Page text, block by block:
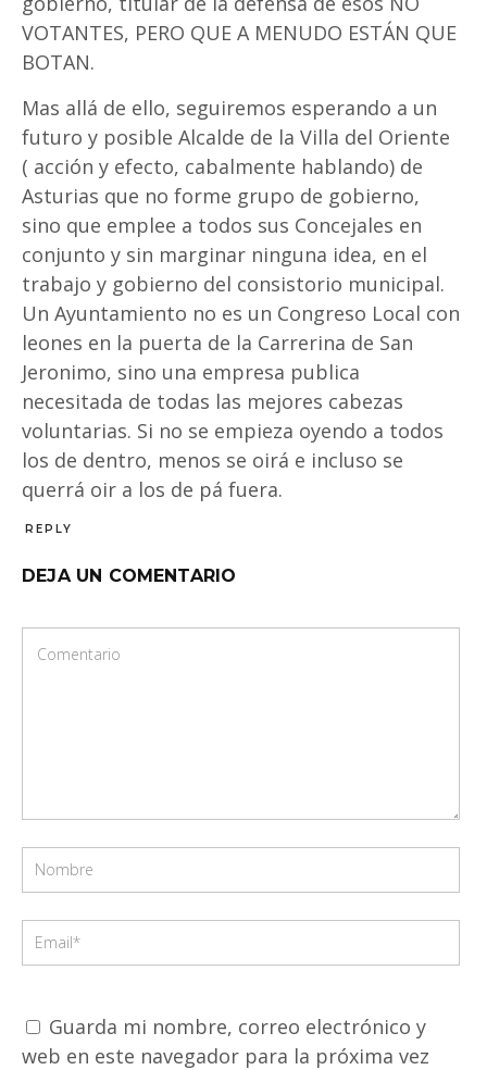
VOTANTES, PERO QUE A MENUDO ESTÁN QUE
BOTAN.
Mas allá de ello, seguiremos esperando a un
futuro y posible Alcalde de la Villa del Oriente
( acción y efecto, cabalmente hablando) de
Asturias que no forme grupo de gobierno,
sino que emplee a todos sus Concejales en
conjunto y sin marginar ninguna idea, en el
trabajo y gobierno del consistorio municipal.
Un Ayuntamiento no es un Congreso Local con
leones en la puerta de la Carrerina de San
Jeronimo, sino una empresa publica
necesitada de todas las mejores cabezas
voluntarias. Si no se empieza oyendo a todos
los de dentro, menos se oirá e incluso se
querrá oir a los de pá fuera.
REPLY
DEJA UN COMENTARIO
Guarda mi nombre, correo electrónico y
web en este navegador para la próxima vez